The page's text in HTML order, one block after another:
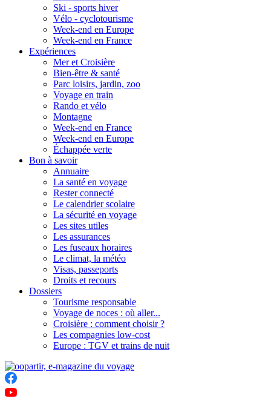
Ski - sports hiver
Vélo - cyclotourisme
Week-end en Europe
Week-end en France
Expériences
Mer et Croisière
Bien-être & santé
Parc loisirs, jardin, zoo
Voyage en train
Rando et vélo
Montagne
Week-end en France
Week-end en Europe
Échappée verte
Bon à savoir
Annuaire
La santé en voyage
Rester connecté
Le calendrier scolaire
La sécurité en voyage
Les sites utiles
Les assurances
Les fuseaux horaires
Le climat, la météo
Visas, passeports
Droits et recours
Dossiers
Tourisme responsable
Voyage de noces : où aller...
Croisière : comment choisir ?
Les compagnies low-cost
Europe : TGV et trains de nuit